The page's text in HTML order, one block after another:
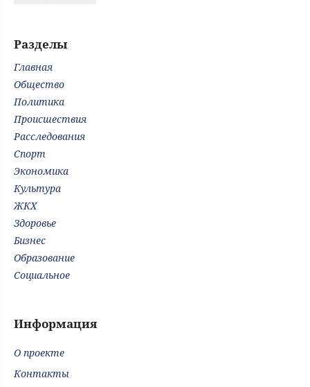
Разделы
Главная
Общество
Политика
Происшествия
Расследования
Спорт
Экономика
Культура
ЖКХ
Здоровье
Бизнес
Образование
Социальное
Информация
О проекте
Контакты